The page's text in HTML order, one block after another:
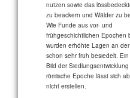
nutzen sowie das
zu beackern und Wälder zu
Wie Funde aus vor- und
frühgeschichtlichen Epochen
wurden erhöhte Lagen an
schon sehr früh besiedelt.
Bild der
römische Epoche lässt sich
nicht erstellen.